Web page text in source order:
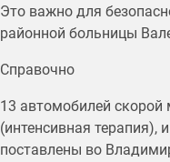
Это важно для
районной больницы
Справочно
13 автомобилей
(интенсивная
поставлены во